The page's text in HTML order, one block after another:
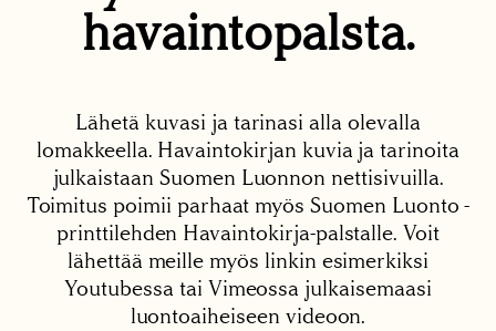
havaintopalsta.
Lähetä kuvasi ja tarinasi alla olevalla
lomakkeella. Havaintokirjan kuvia ja tarinoita
julkaistaan Suomen Luonnon nettisivuilla.
Toimitus poimii parhaat myös Suomen Luonto -
printtilehden Havaintokirja-palstalle. Voit
lähettää meille myös linkin esimerkiksi
Youtubessa tai Vimeossa julkaisemaasi
luontoaiheiseen videoon.